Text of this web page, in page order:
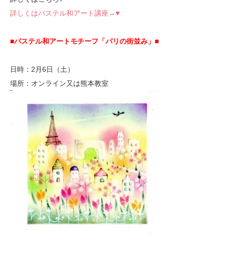
詳しくはパステル和アート講座→♥
■パステル和アートモチーフ「パリの街並み」■
日時：2月6日（土）
場所：オンライン又は熊本教室